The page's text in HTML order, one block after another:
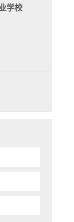
学校